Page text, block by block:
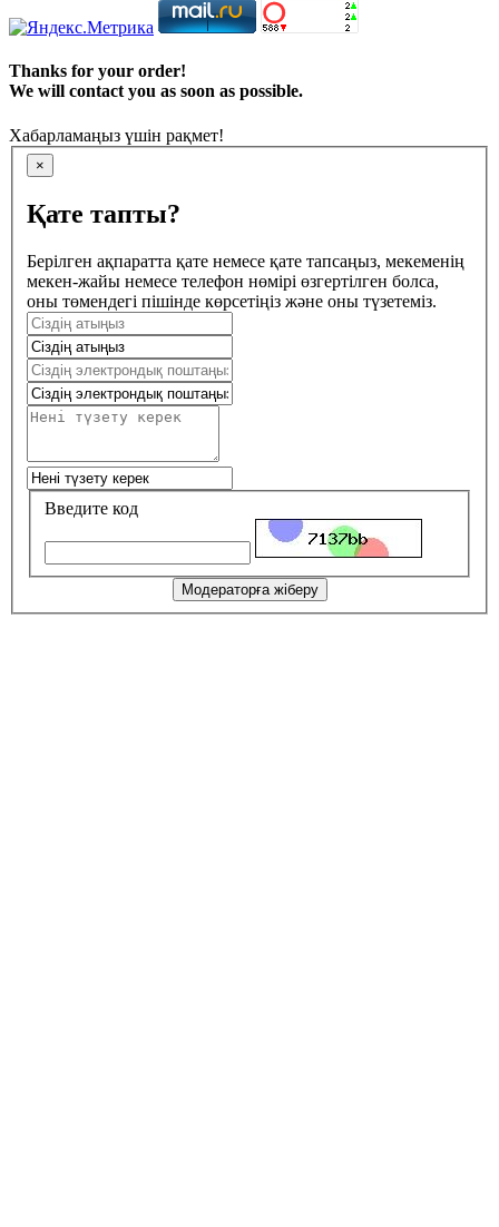
Thanks for your order!
We will contact you as soon as possible.
Хабарламаңыз үшін рақмет!
×
Қате тапты?
Берілген ақпаратта қате немесе қате тапсаңыз, мекеменің
мекен-жайы немесе телефон нөмірі өзгертілген болса,
оны төмендегі пішінде көрсетіңіз және оны түзетеміз.
Введите код
Модераторға жіберу